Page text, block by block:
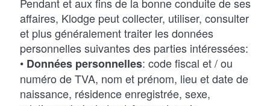
affaires, Klodge peut collecter, utiliser, consulter
et plus généralement traiter les données
personnelles suivantes des parties intéressées:
• Données personnelles: code fiscal et / ou
numéro de TVA, nom et prénom, lieu et date de
naissance, résidence enregistrée, sexe,